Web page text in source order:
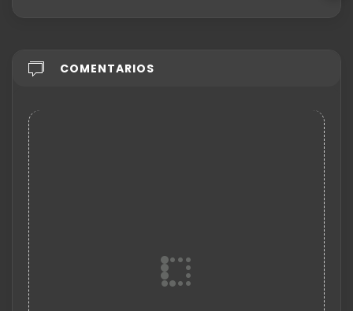
COMENTARIOS